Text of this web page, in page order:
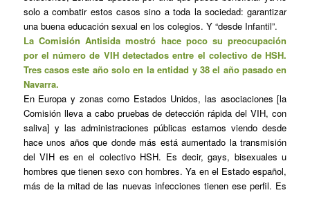
solo a combatir estos casos sino a toda la sociedad: garantizar
una buena educación sexual en los colegios. Y “desde Infantil”.
La Comisión Antisida mostró hace poco supreocupación
por el número de VIH detectados entre el colectivo de HSH.
Tres casos este año solo en la entidad y 38 el año pasado en
Navarra.
En Europa y zonas como Estados Unidos, las asociaciones [la
Comisión lleva a cabo pruebas de detección rápida del VIH, con
saliva] y las administraciones públicas estamos viendo desde
hace unos años que donde más está aumentado la transmisión
del VIH es en el colectivo HSH. Es decir, gays, bisexuales u
hombres que tienen sexo con hombres. Ya en el Estado español,
más de la mitad de las nuevas infecciones tienen ese perfil. Es